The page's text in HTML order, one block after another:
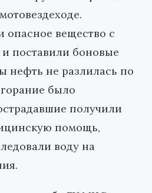
опасное вещество с
поставили боновые
нефть не разлилась по
было
получили
помощь,
воду на